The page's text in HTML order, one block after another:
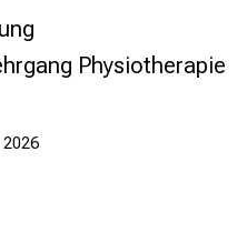
Physiotherapie
2026